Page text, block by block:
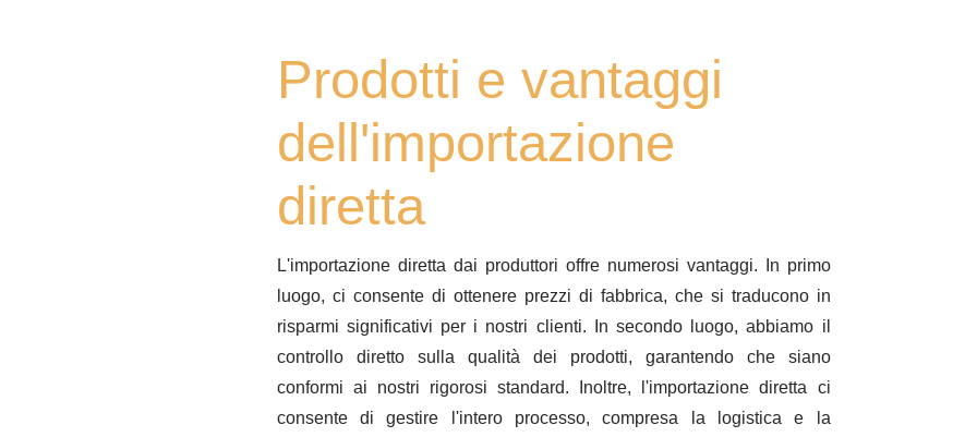
Prodotti e vantaggi
dell'importazione
diretta
L'importazione diretta dai produttori offre numerosi vantaggi. In primo
luogo, ci consente di ottenere prezzi di fabbrica, che si traducono in
risparmi significativi per i nostri clienti. In secondo luogo, abbiamo il
controllo diretto sulla qualità dei prodotti, garantendo che siano
conformi ai nostri rigorosi standard. Inoltre, l'importazione diretta ci
consente di gestire l'intero processo, compresa la logistica e la